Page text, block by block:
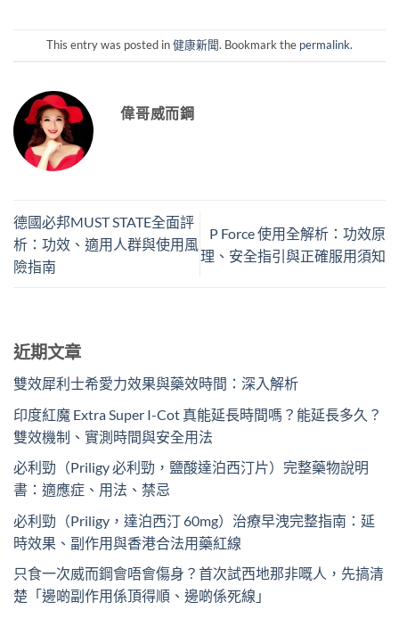
This entry was posted in健康新聞. Bookmark the permalink.
偉哥威而鋼
德國必邦MUST STATE全面評
析：功效、適用人群與使用風
險指南
P Force 使用全解析：功效原
理、安全指引與正確服用須知
近期文章
雙效犀利士希愛力效果與藥效時間：深入解析
印度紅魔 Extra Super I-Cot 真能延長時間嗎？能延長多久？
雙效機制、實測時間與安全用法
必利勁（Priligy 必利勁，鹽酸達泊西汀片）完整藥物說明
書：適應症、用法、禁忌
必利勁（Priligy，達泊西汀 60mg）治療早洩完整指南：延
時效果、副作用與香港合法用藥紅線
只食一次威而鋼會唔會傷身？首次試西地那非嘅人，先搞清
楚「邊啲副作用係頂得順、邊啲係死線」